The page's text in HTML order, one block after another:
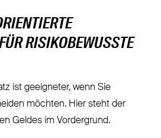
RISIKOBEWUSSTE
ist geeigneter, wenn Sie
möchten. Hier steht der
Geldes im Vordergrund.